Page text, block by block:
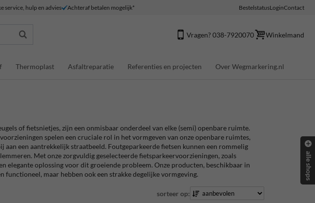
service, hulp en advies Achteraf betalen mogelijk* BestelstatusLoginContact
Vragen? 038-7920070 Winkelmand
Thermoplast Asfaltreparatie Referenties en projecten Over Wegmarkering.nl
of fietsnietjes, zijn een onmisbaar onderdeel van elke (semi) openbare ruimte.
spelen een cruciale rol in het vormgeven van onze openbare ruimtes,
aan een aantrekkelijk straatbeeld. Foutgeparkeerde fietsen kunnen een rommelig
Met onze zorgvuldig geselecteerde fietsparkeervoorzieningen, zoals
elegante oplossing voor dit groeiende probleem. Onze producten, beschikbaar in
functioneel, maar hebben ook een strakke degelijke vormgeving.
sorteer op:
alle shops